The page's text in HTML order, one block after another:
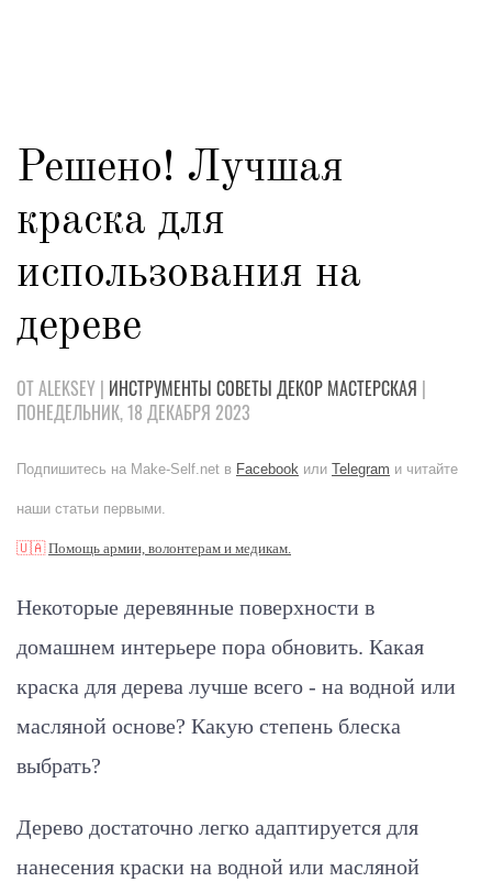
Решено! Лучшая
краска для
использования на
дереве
ОТ ALEKSEY | ИНСТРУМЕНТЫ СОВЕТЫ ДЕКОР МАСТЕРСКАЯ |
ПОНЕДЕЛЬНИК, 18 ДЕКАБРЯ 2023
Подпишитесь на Make-Self.net в Facebook или Telegram и читайте
наши статьи первыми.
🇺🇦Помощь армии, волонтерам и медикам.
Некоторые деревянные поверхности в
домашнем интерьере пора обновить. Какая
краска для дерева лучше всего - на водной или
масляной основе? Какую степень блеска
выбрать?
Дерево достаточно легко адаптируется для
нанесения краски на водной или масляной